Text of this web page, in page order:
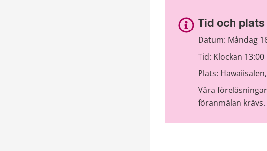
Tid och plats
Datum: Måndag
Tid: Klockan 13:00
Plats:
Våra
föranmälan krävs.